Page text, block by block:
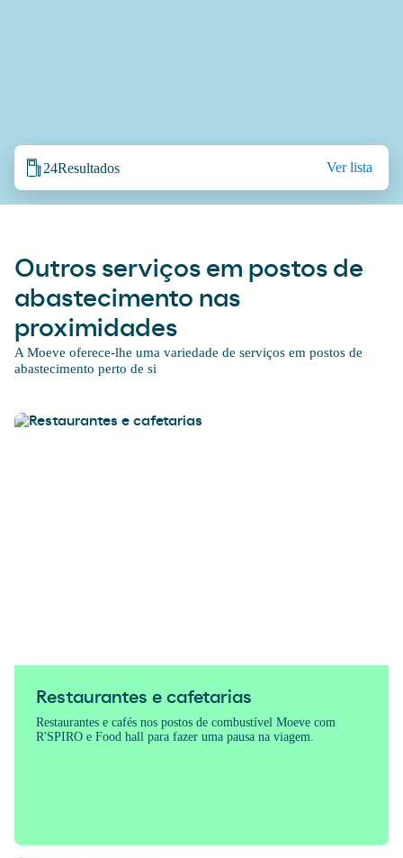
24Resultados Ver lista
Outros serviços em postos de
abastecimento nas
proximidades
A Moeve oferece-lhe uma variedade de serviços em postos de
abastecimento perto de si
Restaurantes e cafetarias
Restaurantes e cafés nos postos de combustível Moeve com
R'SPIRO e Food hall para fazer uma pausa na viagem.